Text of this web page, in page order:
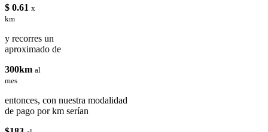
$ 0.61 x
km
y recorres un
aproximado de
300km al
mes
entonces, con nuestra modalidad
de pago por km serían